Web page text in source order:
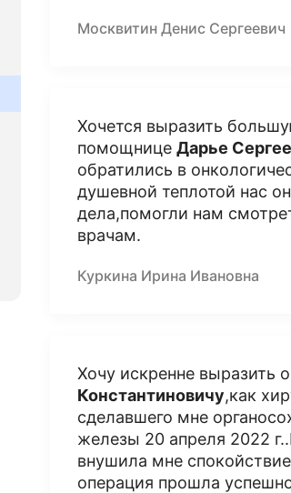
Москвитин Денис Сергеевич
Хочется выразить
помощнице Дарье
обратились в
душевной теплотой нас
дела,помогли нам
врачам.
Куркина Ирина Ивановна
Хочу искренне выразить
Константиновичу,как
сделавшего мне
железы 20 апреля 2022
внушила мне
операция прошла